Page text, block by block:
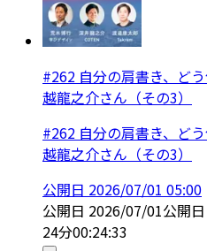
#262 自分の肩書き、ど
越龍之介さん（その3）
#262 自分の肩書き、ど
越龍之介さん（その3）
公開日 2026/07/01 05:00
公開日 2026/07/01公開日
24分00:24:33